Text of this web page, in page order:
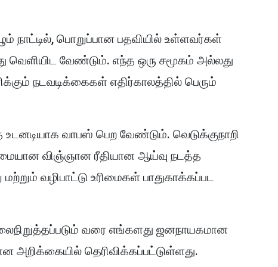
பொறுப்பான பதவியில் உள்ளவர்கள்
வெளியிட வேண்டும். எந்த ஒரு சமூகம் அல்லது
நடவடிக்கைகள் எதிர்காலத்தில் பெரும்
வாபஸ் பெற வேண்டும். வெடுக்குநாறி
விஞ்ஞான ரீதியான ஆய்வு நடத்த
வழிபாட்டு உரிமைகள் பாதுகாக்கப்பட
வரை எங்களது ஜனநாயகமான
அறிக்கையில் தெரிவிக்கப்பட்டுள்ளது.